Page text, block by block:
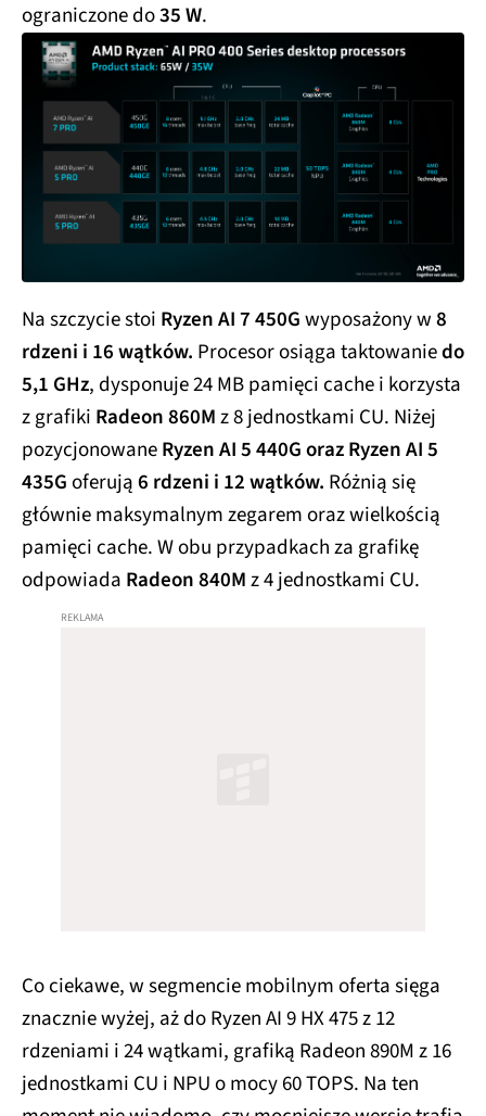
ograniczone do35 W.
Na szczycie stoi Ryzen AI 7 450Gwyposażony w8
rdzeni i 16 wątków. Procesor osiąga taktowaniedo
5,1 GHz, dysponuje 24 MB pamięci cache i korzysta
z grafiki Radeon 860Mz 8 jednostkami CU. Niżej
pozycjonowaneRyzen AI 5 440G oraz Ryzen AI 5
435Goferują6 rdzeni i 12 wątków. Różnią się
głównie maksymalnym zegarem oraz wielkością
pamięci cache. W obu przypadkach za grafikę
odpowiada Radeon 840Mz 4 jednostkami CU.
Co ciekawe, w segmencie mobilnym oferta sięga
znacznie wyżej, aż do Ryzen AI 9 HX 475 z 12
rdzeniami i 24 wątkami, grafiką Radeon 890M z 16
jednostkami CU i NPU o mocy 60 TOPS. Na ten